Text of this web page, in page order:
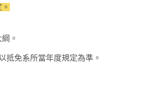
。
抵免系所當年度規定為準。